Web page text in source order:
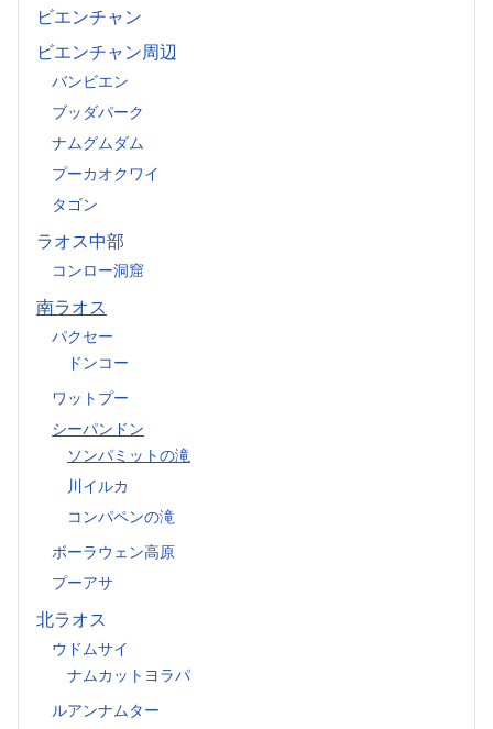
ビエンチャン
ビエンチャン周辺
バンビエン
ブッダパーク
ナムグムダム
プーカオクワイ
タゴン
ラオス中部
コンロー洞窟
南ラオス
パクセー
ドンコー
ワットプー
シーパンドン
ソンパミットの滝
川イルカ
コンパペンの滝
ボーラウェン高原
プーアサ
北ラオス
ウドムサイ
ナムカットヨラパ
ルアンナムター